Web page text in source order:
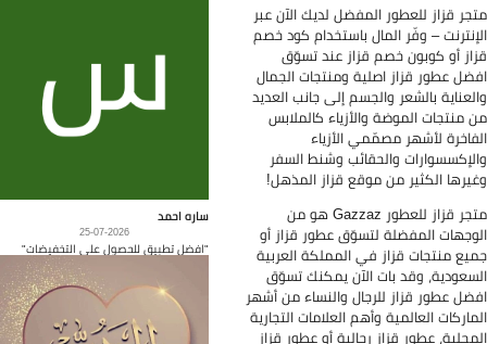
قزاز للعطور المفضل لديك الآن عبر
– وفّر المال باستخدام كود خصم
أو كوبون خصم قزاز عند تسوّق
عطور قزاز اصلية ومنتجات الجمال
بالشعر والجسم إلى جانب العديد
منتجات الموضة والأزياء كالملابس
لأشهر مصمّمي الأزياء
والحقائب وشنط السفر
الكثير من موقع قزاز المذهل!
متجر قزاز للعطور Gazzaz هو من
المفضلة لتسوّق عطور قزاز أو
منتجات قزاز في المملكة العربية
وقد بات الآن يمكنك تسوّق
عطور قزاز للرجال والنساء من أشهر
العالمية وأهم العلامات التجارية
عطور قزاز رجالية أو عطور قزاز
ساره احمد
25-07-2026
"افضل تطبيق للحصول على التخفيضات"